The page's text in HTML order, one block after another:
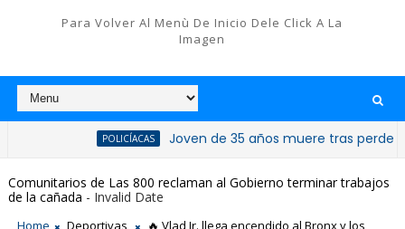
Para Volver Al Menù De Inicio Dele Click A La
Imagen
Joven de 35 años muere tras perder el
Comunitarios de Las 800 reclaman al Gobierno terminar trabajos
de la cañada - Invalid Date
Home Deportivas
🔥 Vlad Jr. llega encendido al Bronx y los